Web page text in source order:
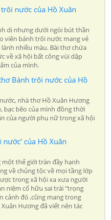
nước của Hồ Xuân
dị nhưng dưới ngòi bút thần
viên bánh trôi nước mang vẻ
nhiều màu. Bài thơ chứa
về xã hội bất công vùi dập
của mình.
Bánh trôi nước của Hồ
nhà thơ Hồ Xuân Hương
bạc bẽo của mình đồng thời
của người phụ nữ trong xã hội
của Hồ Xuân
thế giới tràn đầy hạnh
về chủng tộc về mọi tầng lớp
trong xã hội xa xưa người
niệm cổ hữu sai trái ”trọng
cảnh đó ,cũng mang trong
Hương đã viết nên tác